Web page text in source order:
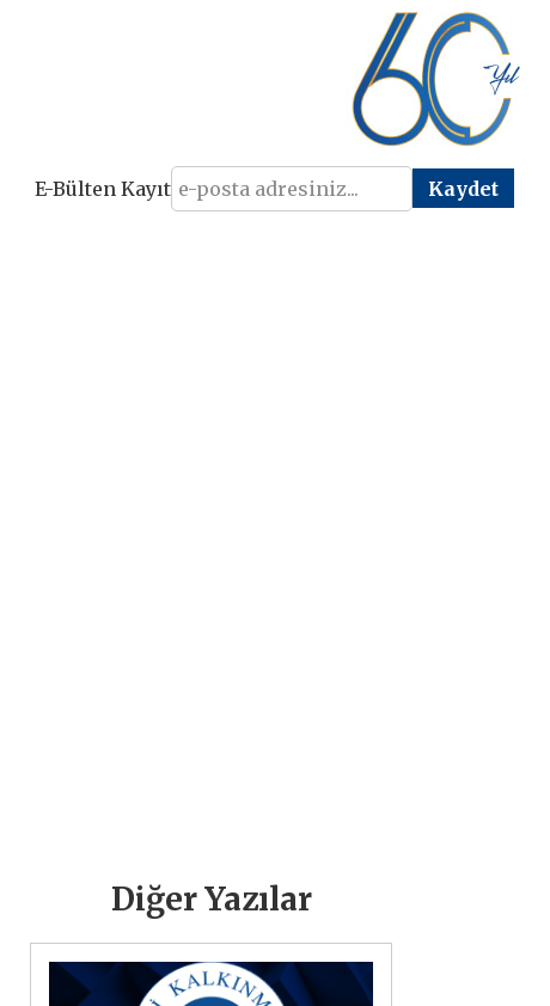
E-Bülten Kayıt
Diğer Yazılar